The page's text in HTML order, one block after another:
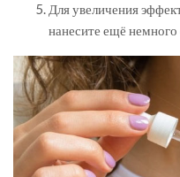
Для увеличения
нанесите ещё немного